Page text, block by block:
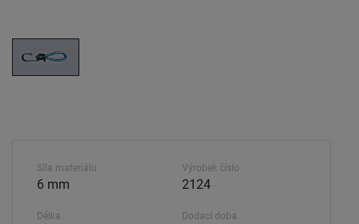
Síla materiálu
6 mm
Délka
Výrobek číslo
2124
Dodací doba.